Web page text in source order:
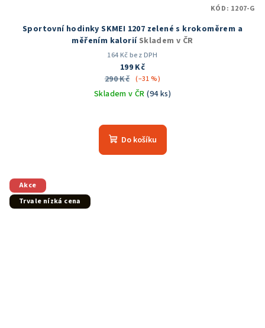
Sportovní hodinky SKMEI 1207 zelené s krokoměrem a
měřením kalorií Skladem v ČR
164 Kč bez DPH
199 Kč
290 Kč (–31 %)
Skladem v ČR(94 ks)
hodnocení
produktu
Do košíku
KÓD: 1207-G
Akce
Trvale nízká cena